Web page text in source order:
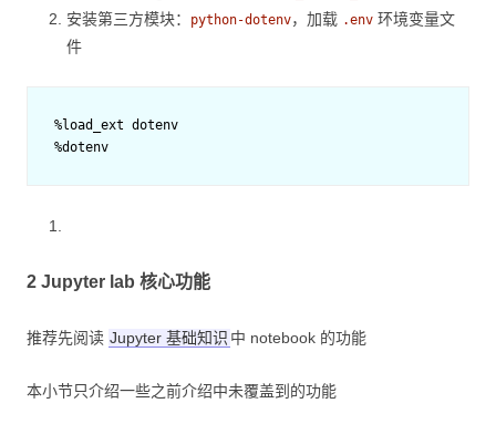
安装第三方模块： python-dotenv，加载 .env 环境变量文
件
%load_ext dotenv
%dotenv
2 Jupyter lab 核心功能
推荐先阅读 Jupyter 基础知识 中 notebook 的功能
本小节只介绍一些之前介绍中未覆盖到的功能